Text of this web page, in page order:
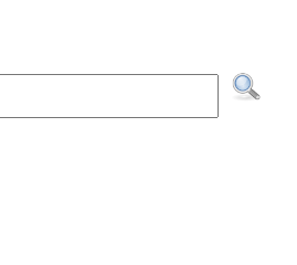
nach der Sie